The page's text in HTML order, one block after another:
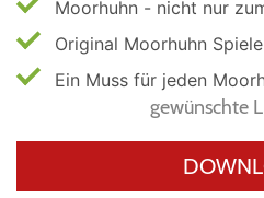
Moorhuhn - nicht nur
Original Moorhuhn Spiele
Ein Muss für jeden
gewünschte